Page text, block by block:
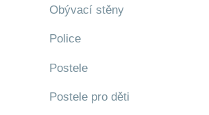
Obývací stěny
Police
Postele
Postele pro děti